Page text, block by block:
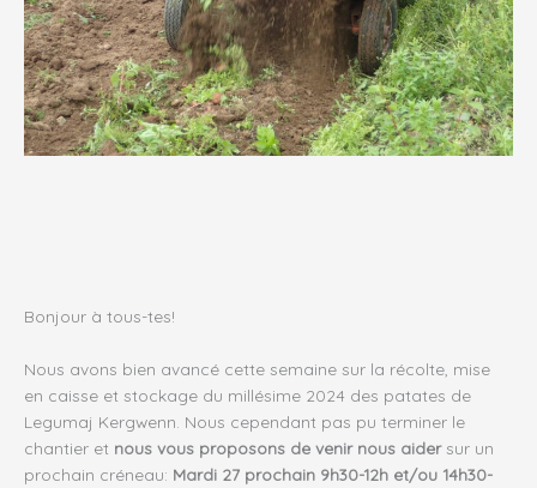
Bonjour à tous-tes!
Nous avons bien avancé cette semaine sur la récolte, mise
en caisse et stockage du millésime 2024 des patates de
Legumaj Kergwenn. Nous cependant pas pu terminer le
chantier et nous vous proposons de venir nous aidersur un
prochain créneau: Mardi 27 prochain 9h30-12h et/ou 14h30-